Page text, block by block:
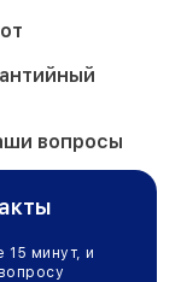
вопросы
минут, и